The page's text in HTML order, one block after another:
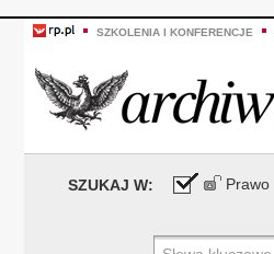
SZKOLENIA I KONFERENCJE
SZUKAJ W: Prawo